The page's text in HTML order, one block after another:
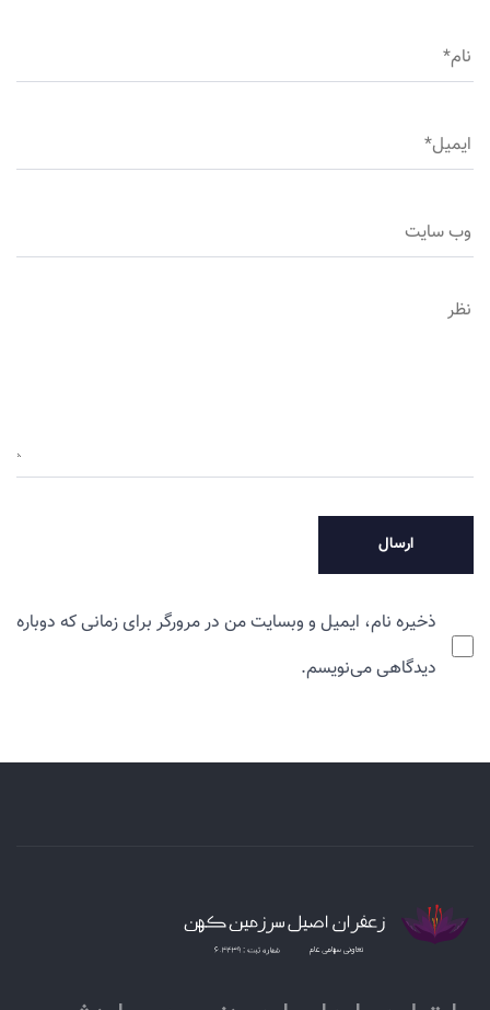
ذخیره نام، ایمیل و وبسایت من در مرورگر برای زمانی که دوباره
دیدگاهی می‌نویسم.